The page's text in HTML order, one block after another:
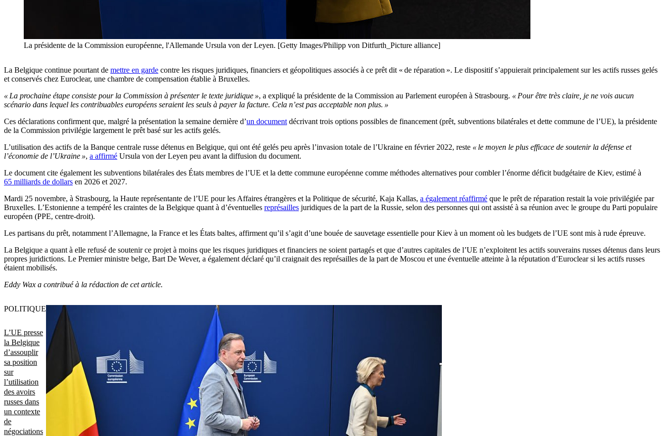
La présidente de la Commission européenne, l'Allemande Ursula von der Leyen. [Getty Images/Philipp von Ditfurth_Picture alliance]
La Belgique continue pourtant de mettre en garde contre les risques juridiques, financiers et géopolitiques associés à ce prêt dit « de réparation ». Le dispositif s’appuierait principalement sur les actifs russes gelés
et conservés chez Euroclear, une chambre de compensation établie à Bruxelles.
« La prochaine étape consiste pour la Commission à présenter le texte juridique », a expliqué la présidente de la Commission au Parlement européen à Strasbourg. « Pour être très claire, je ne vois aucun
scénario dans lequel les contribuables européens seraient les seuls à payer la facture. Cela n’est pas acceptable non plus. »
Ces déclarations confirment que, malgré la présentation la semaine dernière d’un document décrivant trois options possibles de financement (prêt, subventions bilatérales et dette commune de l’UE), la présidente
de la Commission privilégie largement le prêt basé sur les actifs gelés.
L’utilisation des actifs de la Banque centrale russe détenus en Belgique, qui ont été gelés peu après l’invasion totale de l’Ukraine en février 2022, reste « le moyen le plus efficace de soutenir la défense et
l’économie de l’Ukraine », a affirmé Ursula von der Leyen peu avant la diffusion du document.
Le document cite également les subventions bilatérales des États membres de l’UE et la dette commune européenne comme méthodes alternatives pour combler l’énorme déficit budgétaire de Kiev, estimé à
65 milliards de dollars en 2026 et 2027.
Mardi 25 novembre, à Strasbourg, la Haute représentante de l’UE pour les Affaires étrangères et la Politique de sécurité, Kaja Kallas, a également réaffirmé que le prêt de réparation restait la voie privilégiée par
Bruxelles. L’Estonienne a tempéré les craintes de la Belgique quant à d’éventuelles représailles juridiques de la part de la Russie, selon des personnes qui ont assisté à sa réunion avec le groupe du Parti populaire
européen (PPE, centre-droit).
Les partisans du prêt, notamment l’Allemagne, la France et les États baltes, affirment qu’il s’agit d’une bouée de sauvetage essentielle pour Kiev à un moment où les budgets de l’UE sont mis à rude épreuve.
La Belgique a quant à elle refusé de soutenir ce projet à moins que les risques juridiques et financiers ne soient partagés et que d’autres capitales de l’UE n’exploitent les actifs souverains russes détenus dans leurs
propres juridictions. Le Premier ministre belge, Bart De Wever, a également déclaré qu’il craignait des représailles de la part de Moscou et une éventuelle atteinte à la réputation d’Euroclear si les actifs russes
étaient mobilisés.
Eddy Wax a contribué à la rédaction de cet article.
L’UE presse
la Belgique
d’assouplir
sa position
sur
l’utilisation
des avoirs
russes dans
un contexte
de
négociations
POLITIQUE